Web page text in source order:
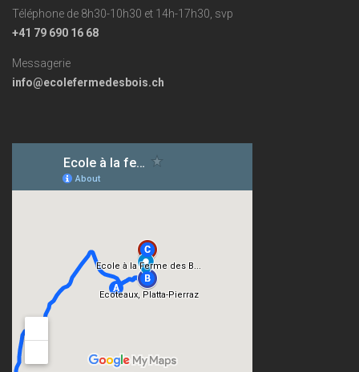
Téléphone de 8h30-10h30 et 14h-17h30, svp
+41 79 690 16 68
Messagerie
info@ecolefermedesbois.ch